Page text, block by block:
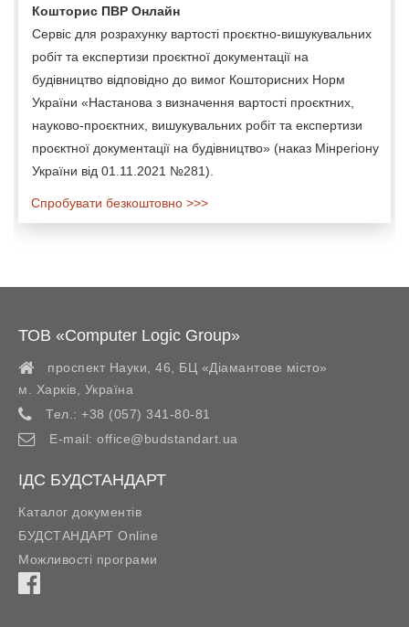
Кошторис ПВР Онлайн
Сервіс для розрахунку вартості проєктно-вишукувальних
робіт та експертизи проєктної документації на
будівництво відповідно до вимог Кошторисних Норм
України «Настанова з визначення вартості проєктних,
науково-проєктних, вишукувальних робіт та експертизи
проєктної документації на будівництво» (наказ Мінрегіону
України від 01.11.2021 №281).
Спробувати безкоштовно >>>
ТОВ «Computer Logic Group»
проспект Науки, 46, БЦ «Діамантове місто»
м. Харків
Україна
Тел.: +38 (057) 341-80-81
E-mail: office@budstandart.ua
ІДС БУДСТАНДАРТ
Каталог документів
БУДСТАНДАРТ Online
Можливості програми